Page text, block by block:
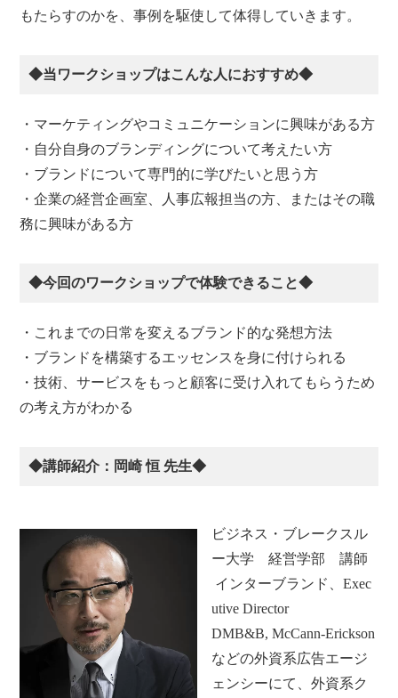
もたらすのかを、事例を駆使して体得していきます。
◆当ワークショップはこんな人におすすめ◆
・マーケティングやコミュニケーションに興味がある方
・自分自身のブランディングについて考えたい方
・ブランドについて専門的に学びたいと思う方
・企業の経営企画室、人事広報担当の方、またはその職
務に興味がある方
◆今回のワークショップで体験できること◆
・これまでの日常を変えるブランド的な発想方法
・ブランドを構築するエッセンスを身に付けられる
・技術、サービスをもっと顧客に受け入れてもらうため
の考え方がわかる
◆講師紹介：岡崎 恒 先生◆
ビジネス・ブレークスル
ー大学 経営学部 講師
インターブランド、Exec
utive Director
DMB&B, McCann-Erickson
などの外資系広告エージ
ェンシーにて、外資系ク